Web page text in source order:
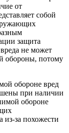
от
собой
защита
не может
обороны, потому
обороне вред
при наличии
обороне
из-за похожести